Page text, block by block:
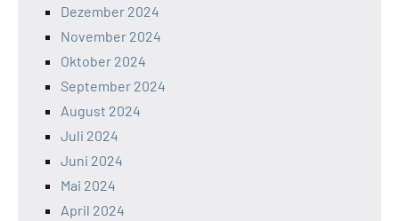
Dezember 2024
November 2024
Oktober 2024
September 2024
August 2024
Juli 2024
Juni 2024
Mai 2024
April 2024